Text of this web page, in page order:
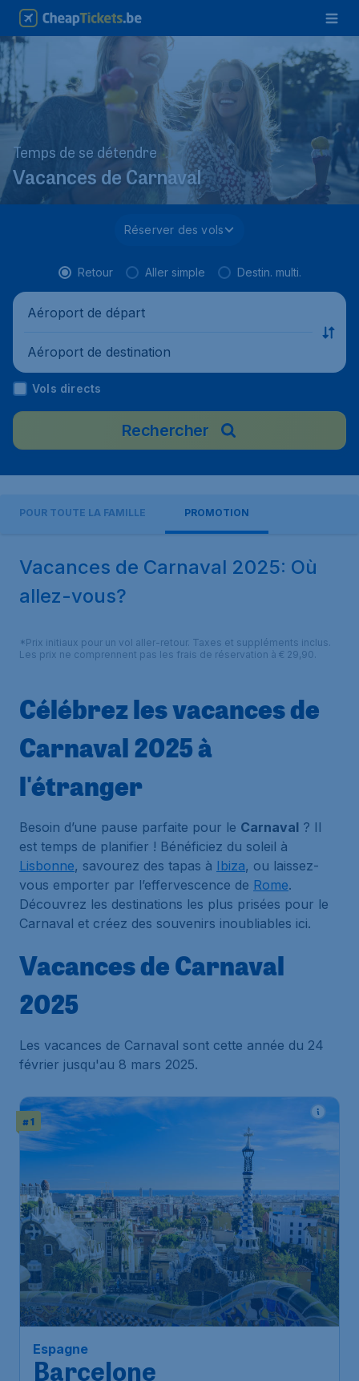
Temps de se détendre
Vacances de Carnaval
Réserver des vols
Retour Aller simple Destin. multi.
Aéroport de départ
Aéroport de destination
Vols directs
Rechercher
POUR TOUTE LA FAMILLE PROMOTION
Vacances de Carnaval 2025: Où
allez-vous?
*Prix initiaux pour un vol aller-retour. Taxes et suppléments inclus.
Les prix ne comprennent pas les frais de réservation à € 29,90.
Célébrez les vacances de
Carnaval 2025 à
l'étranger
Besoin d’une pause parfaite pour le Carnaval ? Il
est temps de planifier ! Bénéficiez du soleil à
Lisbonne, savourez des tapas à Ibiza, ou laissez-
vous emporter par l’effervescence de Rome.
Découvrez les destinations les plus prisées pour le
Carnaval et créez des souvenirs inoubliables ici.
Vacances de Carnaval
2025
Les vacances de Carnaval sont cette année du 24
février jusqu'au 8 mars 2025.
# 1
Espagne
Barcelone